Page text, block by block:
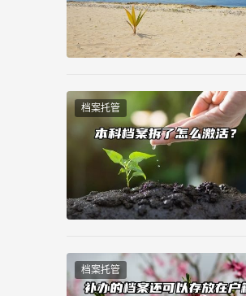
档案托管
档案托管